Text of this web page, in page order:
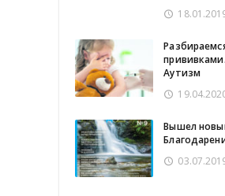
Аутизм
Вышел